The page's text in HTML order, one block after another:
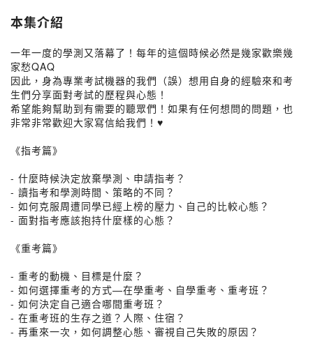
本集介紹
一年一度的學測又落幕了！每年的這個時候必然是幾家歡樂幾
家愁QAQ
因此，身為專業考試機器的我們（誤）想用自身的經驗來和考
生們分享面對考試的歷程與心態！
希望能夠幫助到有需要的聽眾們！如果有任何想問的問題，也
非常非常歡迎大家寫信給我們！♥️
《指考篇》
- 什麼時候決定放棄學測、申請指考？
- 讀指考和學測時間、策略的不同？
- 如何克服周遭同學已經上榜的壓力、自己的比較心態？
- 面對指考應該抱持什麼樣的心態？
《重考篇》
- 重考的動機、目標是什麼？
- 如何選擇重考的方式—在學重考、自學重考、重考班？
- 如何決定自己適合哪間重考班？
- 在重考班的生存之道？人際、住宿？
- 再重來一次，如何調整心態、審視自己失敗的原因？